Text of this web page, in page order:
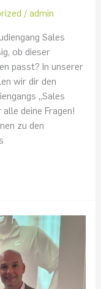
/ admin
Sales
ob dieser
passt? In unserer
wir dir den
„Sales
deine Fragen!
zu den